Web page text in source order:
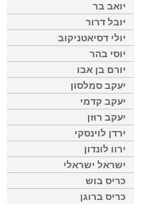
יואב בר
יובל דרור
יולי דסיאטניקוב
יוסי בהר
יורם בן אבו
יעקב סמלסון
יעקב קדמי
יעקב רוזן
ירדן לוינסקי
ירוו לונדון
ישראל ישראלי
כריס בוש
כריס ברוגן